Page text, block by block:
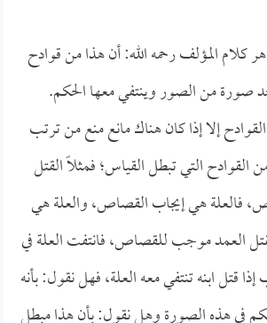
كلام المؤلف رحمه الله: أن هذا من قوادح
صورة من الصور وينتفي معها الحكم.
إلا إذا كان هناك مانع منع من ترتب
القوادح التي تبطل القياس؛ فمثلاً القتل
فالعلة هي إيجاب القصاص، والعلة هي
العمد موجب للقصاص، فانتفت العلة في
قتل ابنه تنتفي معه العلة، فهل نقول: بأنه